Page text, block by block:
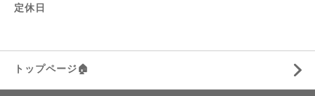
定休日
トップページ🏠